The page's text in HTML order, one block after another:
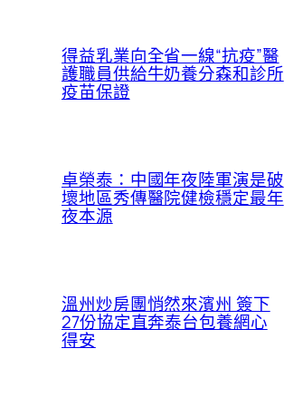
得益乳業向全省一線“抗疫”醫
護職員供給牛奶養分森和診所
疫苗保證
卓榮泰：中國年夜陸軍演是破
壞地區秀傳醫院健檢穩定最年
夜本源
溫州炒房團悄然來濱州 簽下
27份協定直奔泰台包養網心
得安